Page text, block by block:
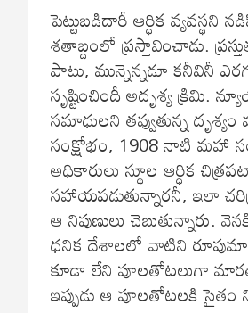
పెట్టుబడిదారీ ఆర్ధిక వ్యవస్థని
శతాబ్దంలో ప్రస్తావించాడు.
పాటు, మున్నెన్నడూ కనీవినీ
సృష్టించిందీ అదృశ్య క్రిమి.
సమాధులని తవ్వుతున్న
సంక్షోభం, 1908 నాటి మహా
అధికారులు స్థూల ఆర్ధిక
సహాయపడుతున్నారనీ, ఇలా
ఆ నిపుణులు చెబుతున్నారు.
ధనిక దేశాలలో వాటిని
కూడా లేని పూలతోటలుగా
ఇప్పుడు ఆ పూలతోటలకి సైతం